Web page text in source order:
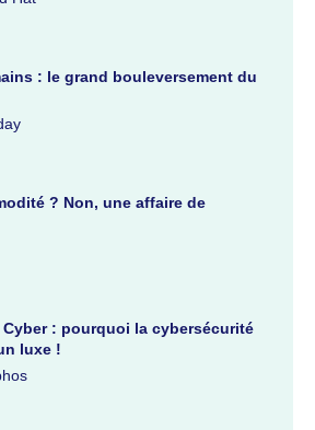
: le grand bouleversement du
? Non, une affaire de
: pourquoi la cybersécurité
luxe !